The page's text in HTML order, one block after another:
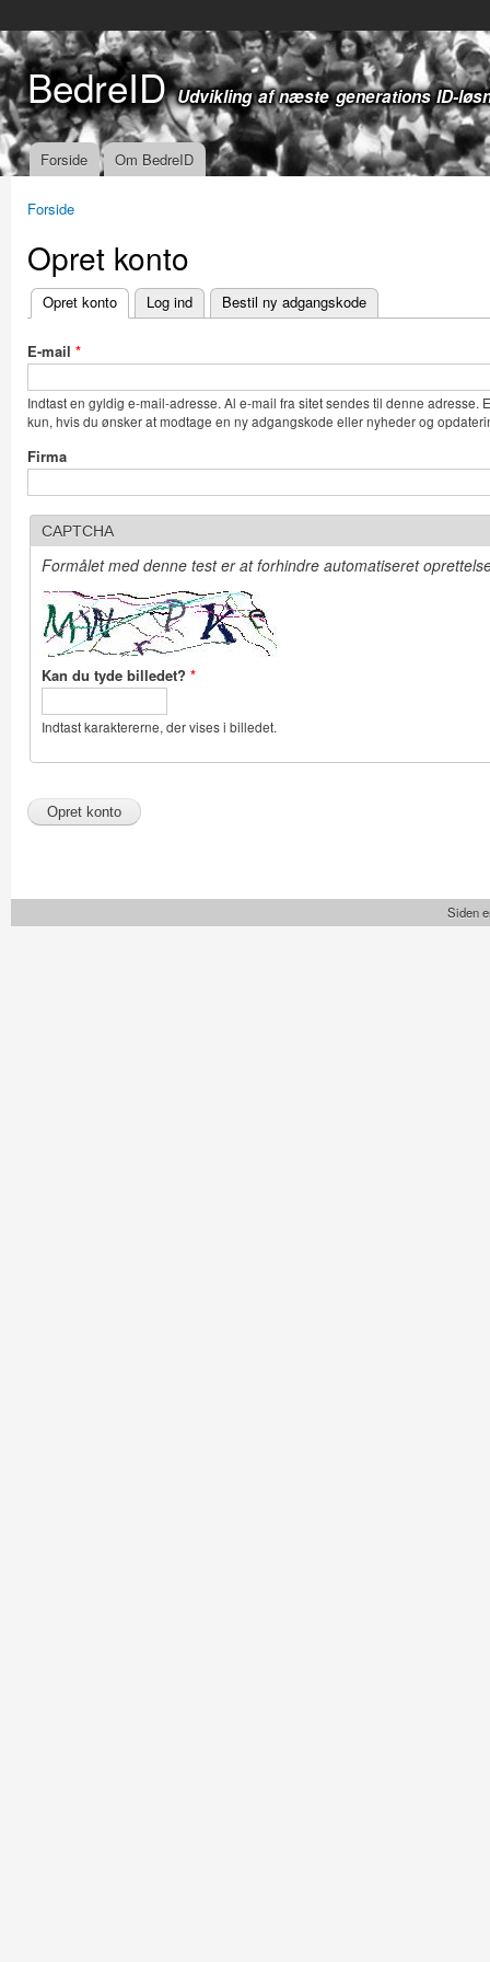
BedreID Udvikling af næste generations ID-
Hovedmenu
Forside Om BedreID
Forside
Opret konto
Primære faneblade
Opret konto (aktiv fane)
Log ind Bestil ny adgangskode
E-mail *
Indtast en gyldig e-mail-adresse. Al e-mail fra sitet sendes til denne adresse.
kun, hvis du ønsker at modtage en ny adgangskode eller nyheder og
Firma
CAPTCHA
Formålet med denne test er at forhindre automatiseret
Kan du tyde billedet? *
Indtast karaktererne, der vises i billedet.
Siden